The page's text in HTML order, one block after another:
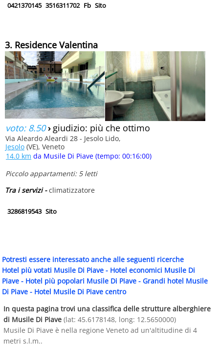
0421370145 3516311702 Fb Sito
3. Residence Valentina
voto: 8.50› giudizio: più che ottimo
Via Aleardo Aleardi 28 - Jesolo Lido,
Jesolo (VE), Veneto
14.0 km da Musile Di Piave (tempo: 00:16:00)
Piccolo appartamenti: 5 letti
Tra i servizi -climatizzatore
3286819543 Sito
Potresti essere interessato anche alle seguenti ricerche
Hotel più votati Musile Di Piave - Hotel economici Musile Di
Piave - Hotel più popolari Musile Di Piave - Grandi hotel Musile
Di Piave - Hotel Musile Di Piave centro
In questa pagina trovi una classifica delle strutture alberghiere
di Musile Di Piave (lat: 45.6178148, long: 12.5650000)
Musile Di Piave è nella regione Veneto ad un'altitudine di 4
metri s.l.m..